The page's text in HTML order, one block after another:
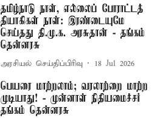
தமிழ்நாடு நாள், எல்லைப் போராட்டத்
தியாகிகள் நாள்: இரண்டையுமே
செய்தது தி.மு.க. அரசுதான் - தங்கம்
தென்னரசு
அரசியல் செய்திப்பிரிவு 18 Jul 2026
பெயரை மாற்றலாம்; வரலாற்றை மாற்ற
முடியாது! - முன்னாள் நிதியமைச்சர்
தங்கம் தென்னரசு